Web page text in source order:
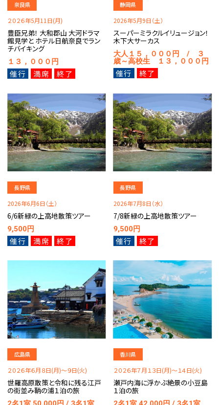
奈良県
２０２６年5月11日(月)
豊臣兄弟！ 大和郡山 大河ドラマ
館見学と ホテル日航奈良でラン
チバイキング
１３，０００円
催行 満席 終了
静岡県
2026年5月9日（土）
スーパーミラクルイリュージョン！
木下大サーカス
大人１５，０００円 / ３
歳～高校生 １３，０００円
催行 終了
長野県
2026年6月6日（土）
6/6新緑の上高地散策ツアー
9,500円
催行 満席 終了
長野県
2026年7月8日（水）
7/8新緑の上高地散策ツアー
9,500円
催行 終了
広島県
２０２６年６月８日(月)～９日(火)
世羅高原散策と令和に残る江戸
の街並み鞆の浦１泊の旅
香川県
２０２６年７月１３日(月)～１４日(火)
瀬戸内海に浮かぶ絶景の小豆島
１泊の旅